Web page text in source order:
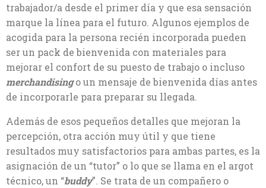
trabajador/a desde el primer día y que esa sensación
marque la línea para el futuro. Algunos ejemplos de
acogida para la persona recién incorporada pueden
ser un pack de bienvenida con materiales para
mejorar el confort de su puesto de trabajo o incluso
merchandisingo un mensaje de bienvenida días antes
de incorporarle para preparar su llegada.
Además de esos pequeños detalles que mejoran la
percepción, otra acción muy útil y que tiene
resultados muy satisfactorios para ambas partes, es la
asignación de un “tutor” o lo que se llama en el argot
técnico, un “buddy”. Se trata de un compañero o